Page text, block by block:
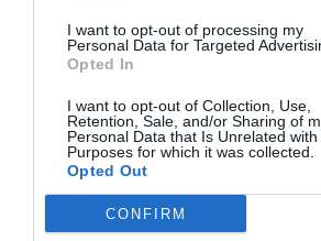
I want to opt-out of processing my
Personal Data for Targeted
Opted In
I want to opt-out of Collection, Use,
Retention, Sale, and/or Sharing of
Personal Data that Is Unrelated
Purposes for which it was collected.
Opted Out
CONFIRM
Pre pridanie recenzie sa
prihlásiť
Doprava zadarmo pri
nákupe nad 100,00 €